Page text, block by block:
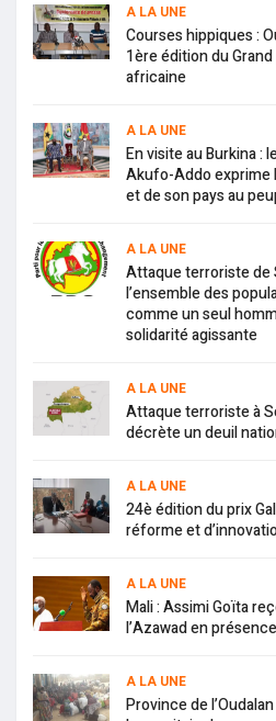
A LA UNE
Courses hippiques :
1ère édition du
africaine
A LA UNE
En visite au Burkina :
Akufo-Addo exprime
et de son pays au
A LA UNE
Attaque terroriste de
l’ensemble des
comme un seul
solidarité agissante
A LA UNE
Attaque terroriste à
décrète un deuil
A LA UNE
24è édition du prix
réforme et
A LA UNE
Mali : Assimi Goïta
l’Azawad en
A LA UNE
Province de